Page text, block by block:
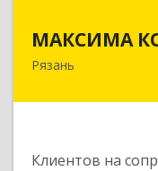
МАКСИМА
Рязань
Клиентов на
390006,